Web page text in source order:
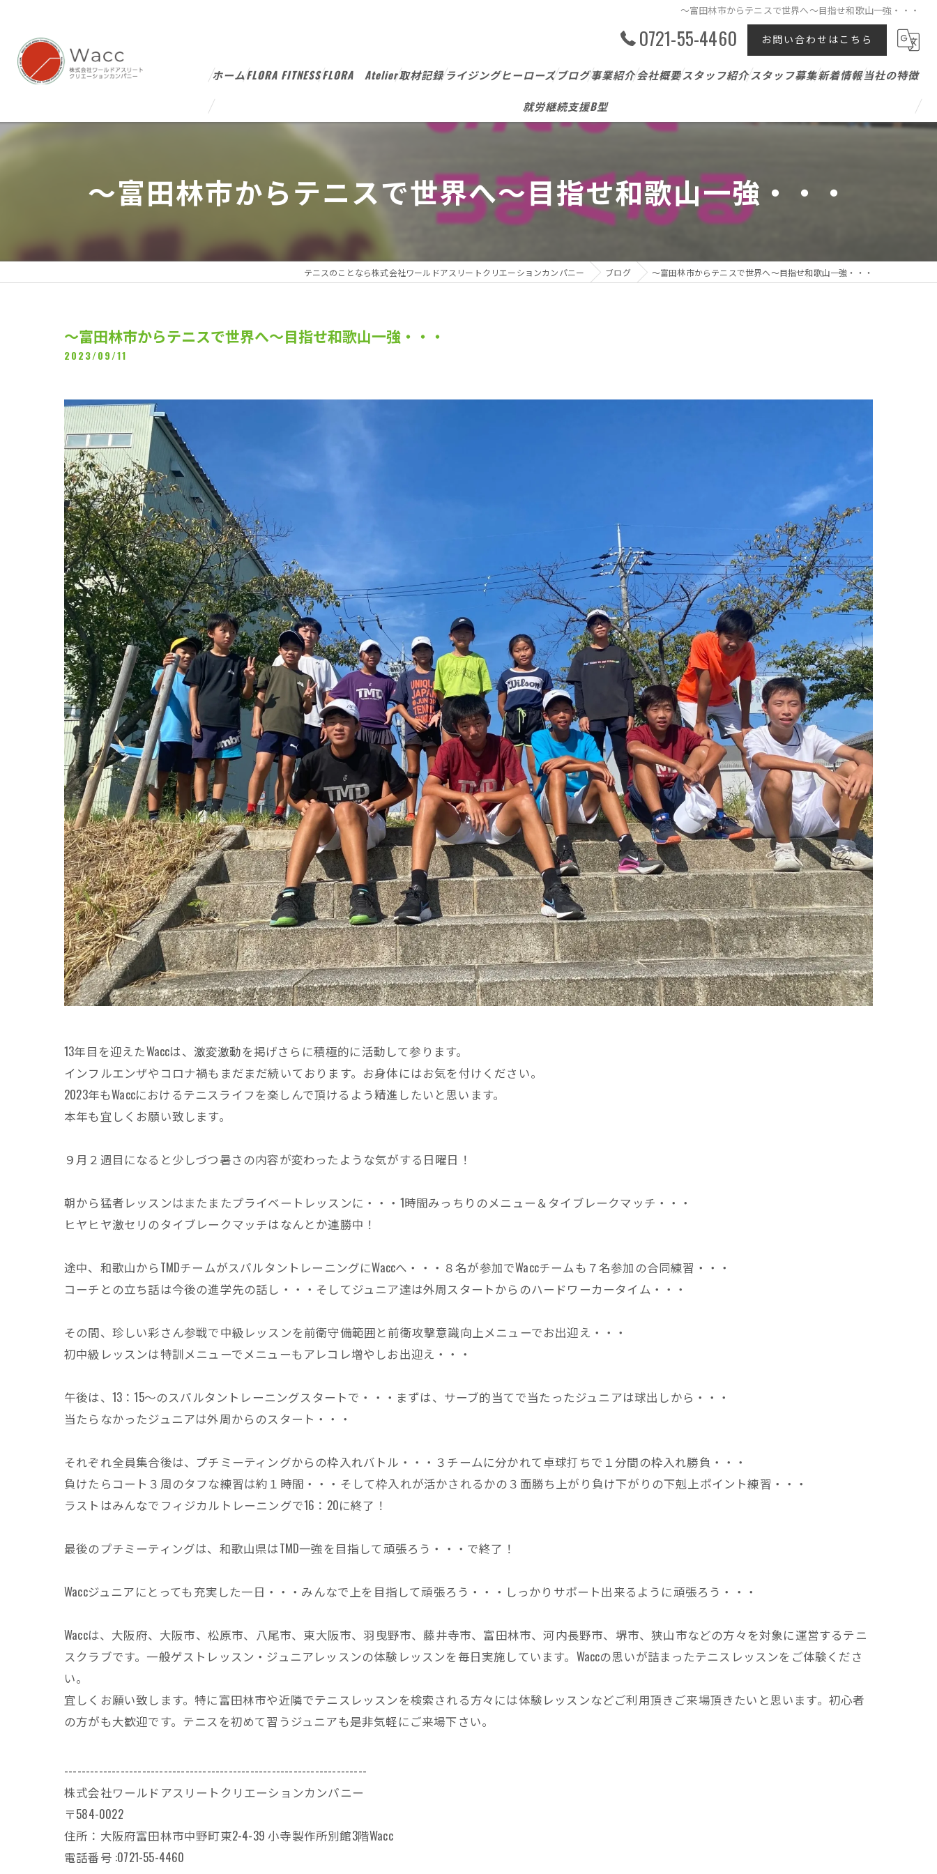
～富田林市からテニスで世界へ～目指せ和歌山一強・・・
0721-55-4460 お問い合わせはこちら
ホームFLORA FITNESSFLORA Atelier取材記録ライジングヒーローズブログ事業紹介会社概要スタッフ紹介スタッフ募集新着情報当社の特徴
テニスレッスン
パーソナル
就労継続支援B型
～富田林市からテニスで世界へ～目指せ和歌山一強・・・
テニスのことなら株式会社ワールドアスリートクリエーションカンパニー ブログ ～富田林市からテニスで世界へ～目指せ和歌山一強・・・
～富田林市からテニスで世界へ～目指せ和歌山一強・・・
2023/09/11
13年目を迎えたWaccは、激変激動を掲げさらに積極的に活動して参ります。
インフルエンザやコロナ禍もまだまだ続いております。お身体にはお気を付けください。
2023年もWaccにおけるテニスライフを楽しんで頂けるよう精進したいと思います。
本年も宜しくお願い致します。
９月２週目になると少しづつ暑さの内容が変わったような気がする日曜日！
朝から猛者レッスンはまたまたプライベートレッスンに・・・1時間みっちりのメニュー＆タイブレークマッチ・・・
ヒヤヒヤ激セリのタイブレークマッチはなんとか連勝中！
途中、和歌山からTMDチームがスパルタントレーニングにWaccへ・・・８名が参加でWaccチームも７名参加の合同練習・・・
コーチとの立ち話は今後の進学先の話し・・・そしてジュニア達は外周スタートからのハードワーカータイム・・・
その間、珍しい彩さん参戦で中級レッスンを前衛守備範囲と前衛攻撃意識向上メニューでお出迎え・・・
初中級レッスンは特訓メニューでメニューもアレコレ増やしお出迎え・・・
午後は、13：15～のスパルタントレーニングスタートで・・・まずは、サーブ的当てで当たったジュニアは球出しから・・・
当たらなかったジュニアは外周からのスタート・・・
それぞれ全員集合後は、プチミーティングからの枠入れバトル・・・３チームに分かれて卓球打ちで１分間の枠入れ勝負・・・
負けたらコート３周のタフな練習は約１時間・・・そして枠入れが活かされるかの３面勝ち上がり負け下がりの下剋上ポイント練習・・・
ラストはみんなでフィジカルトレーニングで16：20に終了！
最後のプチミーティングは、和歌山県はTMD一強を目指して頑張ろう・・・で終了！
Waccジュニアにとっても充実した一日・・・みんなで上を目指して頑張ろう・・・しっかりサポート出来るように頑張ろう・・・
Waccは、大阪府、大阪市、松原市、八尾市、東大阪市、羽曳野市、藤井寺市、富田林市、河内長野市、堺市、狭山市などの方々を対象に運営するテニ
スクラブです。一般ゲストレッスン・ジュニアレッスンの体験レッスンを毎日実施しています。Waccの思いが詰まったテニスレッスンをご体験くださ
い。
宜しくお願い致します。特に富田林市や近隣でテニスレッスンを検索される方々には体験レッスンなどご利用頂きご来場頂きたいと思います。初心者
の方がも大歓迎です。テニスを初めて習うジュニアも是非気軽にご来場下さい。
----------------------------------------------------------------------
株式会社ワールドアスリートクリエーションカンパニー
〒584-0022
住所：大阪府富田林市中野町東2-4-39 小寺製作所別館3階Wacc
電話番号 :0721-55-4460